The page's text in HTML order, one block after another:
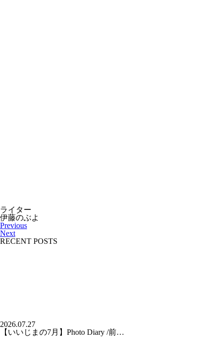
ライター
伊藤のぶよ
Previous
Next
RECENT POSTS
2026.07.27
【いいじまの7月】Photo Diary /前…